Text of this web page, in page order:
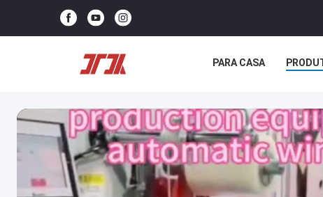
PARA CASA